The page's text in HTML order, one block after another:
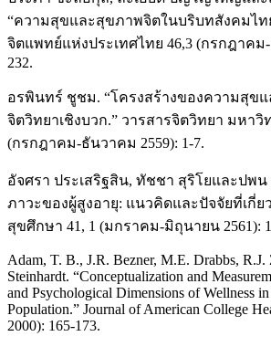
“ความสุขและสุขภาพจิตในบริบทสังคมไท
จิตแพทย์แห่งประเทศไทย 46,3 (กรกฎาคม-
232.
อรพินทร์ ชูชม. “โครงสร้างของความสุข
จิตวิทยาเชิงบวก.” วารสารจิตวิทยา มหา
(กรกฎาคม-ธันวาคม 2559): 1-7.
อัจศรา ประเสริฐสิน, ทัชชา สุริโยและปพ
ภาวะของผู้สูงอายุ: แนวคิดและปัจจัยที่เกี่ย
สุขศึกษา 41, 1 (มกราคม-มิถุนายน 2561):
Adam, T. B., J.R. Bezner, M.E. Drabbs,
Steinhardt. “Conceptualization and
and Psychological Dimensions of Wellness
Population.” Journal of American College
2000): 165-173.